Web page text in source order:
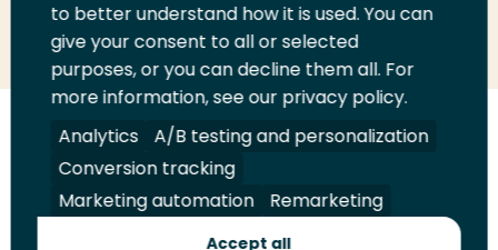
Deel
LinkedIn
Deel
op
Twitter
Deel
op
Facebook
Email
deze
pagina
Print
deze
pagina
Volg
ons
op
LinkedIn
Volg
ons
op
Facebook
Volg
ons
op
YouTube
Volg
ons
op
Instagram
Juridisch Security A-Z Index
Contact
to better understand how it is used. You can
give your consent to all or selected
purposes, or you can decline them all. For
more information, see our privacy policy.
Analytics
A/B testing and personalization
Conversion tracking
Marketing automation
Remarketing
Accept all